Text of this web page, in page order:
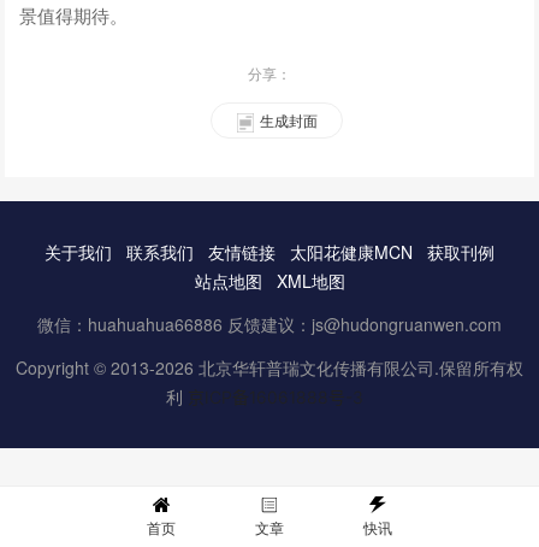
景值得期待。
分享：
生成封面
关于我们 联系我们 友情链接 太阳花健康MCN
获取刊例
站点地图
XML地图
微信：huahuahua66886 反馈建议：js@hudongruanwen.com
Copyright © 2013-2026 北京华轩普瑞文化传播有限公司.保留所有权
利 京ICP备16061888号-3
首页 文章 快讯